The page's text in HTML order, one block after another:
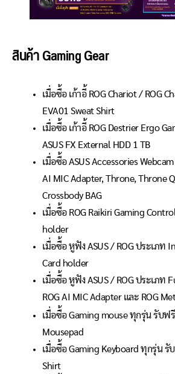
สินค้าGaming Gear
เมื่อซื้อ เก้าอี้ ROG Chariot / ROG
EVA01 Sweat Shirt
เมื่อซื้อ เก้าอี้ ROG Destrier Ergo
ASUS FX External HDD 1 TB
เมื่อซื้อ ASUS Accessories Webcam
AI MIC Adapter, Throne, Throne
Crossbody BAG
เมื่อซื้อ ROG Raikiri Gaming
holder
เมื่อซื้อ หูฟัง ASUS / ROG ประเภท
Card holder
เมื่อซื้อ หูฟัง ASUS / ROG ประเภท
ROG AI MIC Adapter และ ROG
เมื่อซื้อ Gaming mouse ทุกรุ่น รับฟ
Mousepad
เมื่อซื้อ Gaming Keyboard ทุกรุ่น รั
Shirt